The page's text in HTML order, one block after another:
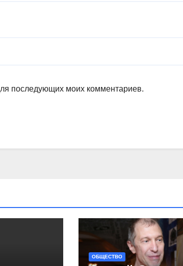
последующих моих комментариев.
ОБЩЕСТВО